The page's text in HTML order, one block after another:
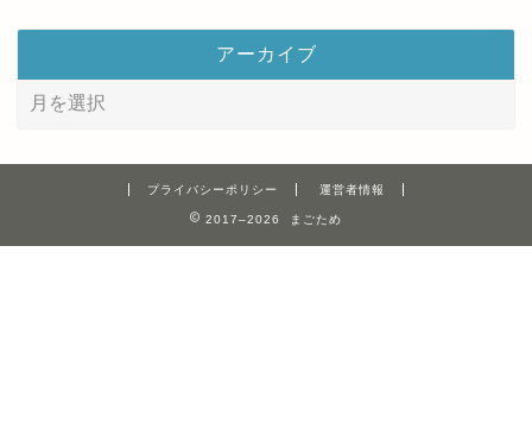
アーカイブ
プライバシーポリシー 運営者情報
2017–2026 まごため